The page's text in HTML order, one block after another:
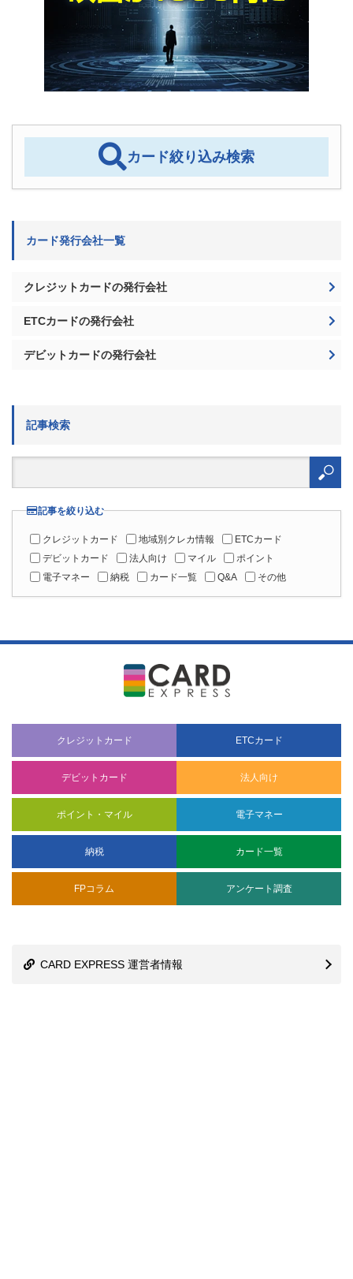
カード絞り込み検索
カード発行会社一覧
クレジットカードの発行会社
ETCカードの発行会社
デビットカードの発行会社
記事検索
検
記事を絞り込む
クレジットカード 地域別クレカ情報
ETCカード
デビットカード
法人向け マイル
ポイント
電子マネー
納税 カード一覧 Q&A その他
クレジットカード ETCカード
デビットカード 法人向け
ポイント・マイル 電子マネー
納税 カード一覧
FPコラム アンケート調査
CARD EXPRESS 運営者情報